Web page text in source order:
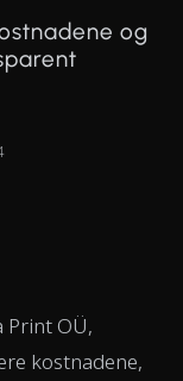
og
Print OÜ,
kostnadene,